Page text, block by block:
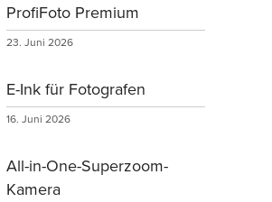
ProfiFoto Premium
23. Juni 2026
E-Ink für Fotografen
16. Juni 2026
All-in-One-Superzoom-
Kamera